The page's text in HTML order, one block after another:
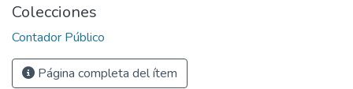
Colecciones
Contador Público
Página completa del ítem